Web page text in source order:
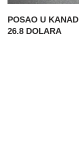
POSAO U
26.8 DOLARA